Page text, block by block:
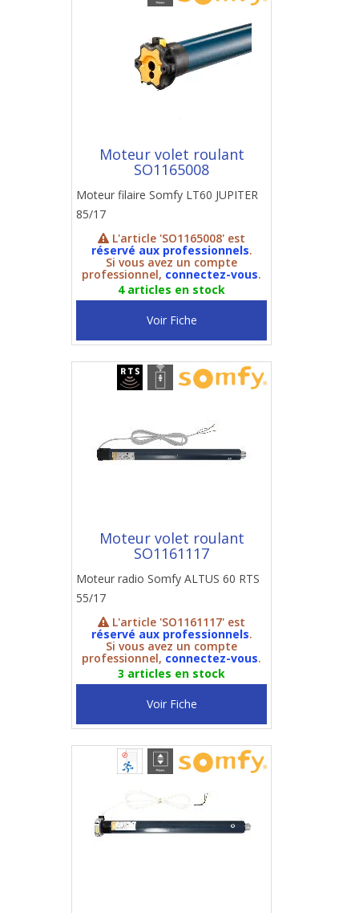
Moteur volet roulant
SO1165008
Moteur filaire Somfy LT60 JUPITER
85/17
L'article 'SO1165008' est
réservé aux professionnels.
Si vous avez un compte
professionnel, connectez-vous.
4 articles en stock
Voir Fiche
Moteur volet roulant
SO1161117
Moteur radio Somfy ALTUS 60 RTS
55/17
L'article 'SO1161117' est
réservé aux professionnels.
Si vous avez un compte
professionnel, connectez-vous.
3 articles en stock
Voir Fiche